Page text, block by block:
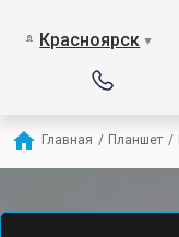
Красноярск ▼
Главная / Планшет /